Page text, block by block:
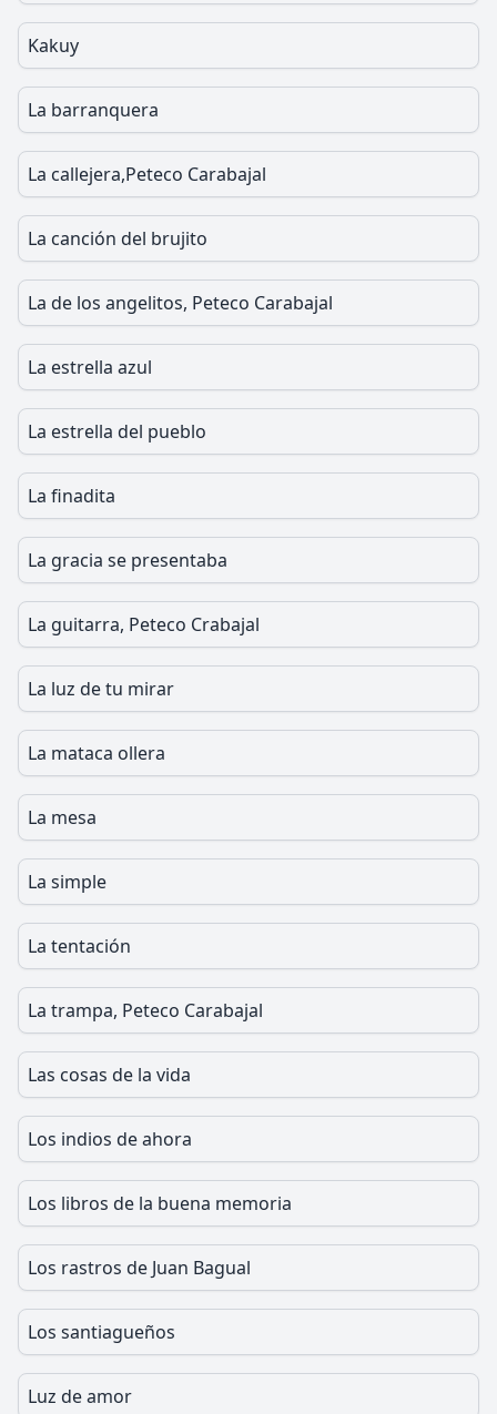
Kakuy
La barranquera
La callejera,Peteco Carabajal
La canción del brujito
La de los angelitos, Peteco Carabajal
La estrella azul
La estrella del pueblo
La finadita
La gracia se presentaba
La guitarra, Peteco Crabajal
La luz de tu mirar
La mataca ollera
La mesa
La simple
La tentación
La trampa, Peteco Carabajal
Las cosas de la vida
Los indios de ahora
Los libros de la buena memoria
Los rastros de Juan Bagual
Los santiagueños
Luz de amor